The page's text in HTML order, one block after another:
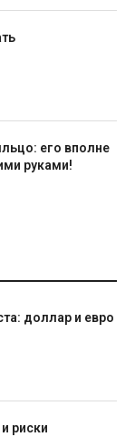
его вполне
руками!
доллар и евро
риски